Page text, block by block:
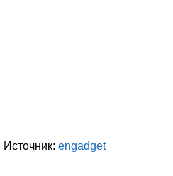
Источник: engadget